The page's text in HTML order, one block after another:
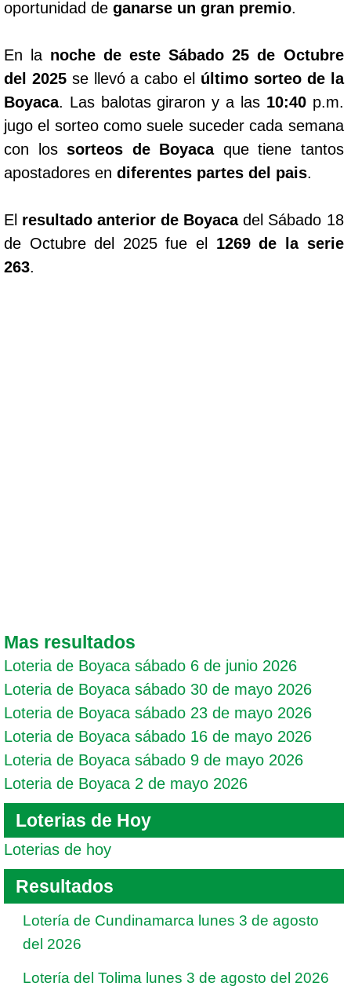
oportunidad de ganarse un gran premio.
En la noche de este Sábado 25 de Octubre
del 2025se llevó a cabo el último sorteo de la
Boyaca. Las balotas giraron y a las 10:40p.m.
jugo el sorteo como suele suceder cada semana
con lossorteos de Boyaca que tiene tantos
apostadores en diferentes partes del pais.
El resultado anterior de Boyacadel Sábado 18
de Octubre del 2025 fue el 1269 de la serie
263.
Mas resultados
Loteria de Boyaca sábado 6 de junio 2026
Loteria de Boyaca sábado 30 de mayo 2026
Loteria de Boyaca sábado 23 de mayo 2026
Loteria de Boyaca sábado 16 de mayo 2026
Loteria de Boyaca sábado 9 de mayo 2026
Loteria de Boyaca 2 de mayo 2026
Loterias de Hoy
Loterias de hoy
Resultados
Lotería de Cundinamarca lunes 3 de agosto
del 2026
Lotería del Tolima lunes 3 de agosto del 2026